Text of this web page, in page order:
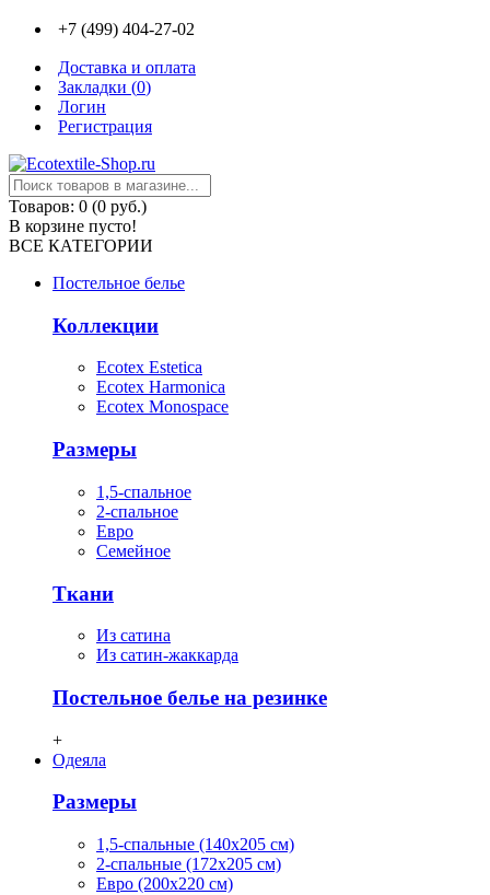
+7 (499) 404-27-02
Доставка и оплата
Закладки (0)
Логин
Регистрация
Товаров: 0 (0 руб.)
В корзине пусто!
ВСЕ КАТЕГОРИИ
Постельное белье
Коллекции
Ecotex Estetica
Ecotex Harmonica
Ecotex Monospace
Размеры
1,5-спальное
2-спальное
Евро
Семейное
Ткани
Из сатина
Из сатин-жаккарда
Постельное белье на резинке
+
Одеяла
Размеры
1,5-спальные (140х205 см)
2-спальные (172х205 см)
Евро (200х220 см)